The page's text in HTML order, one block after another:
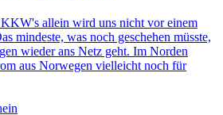
allein wird uns nicht vor einem
mindeste, was noch geschehen müsste,
wieder ans Netz geht. Im Norden
aus Norwegen vielleicht noch für